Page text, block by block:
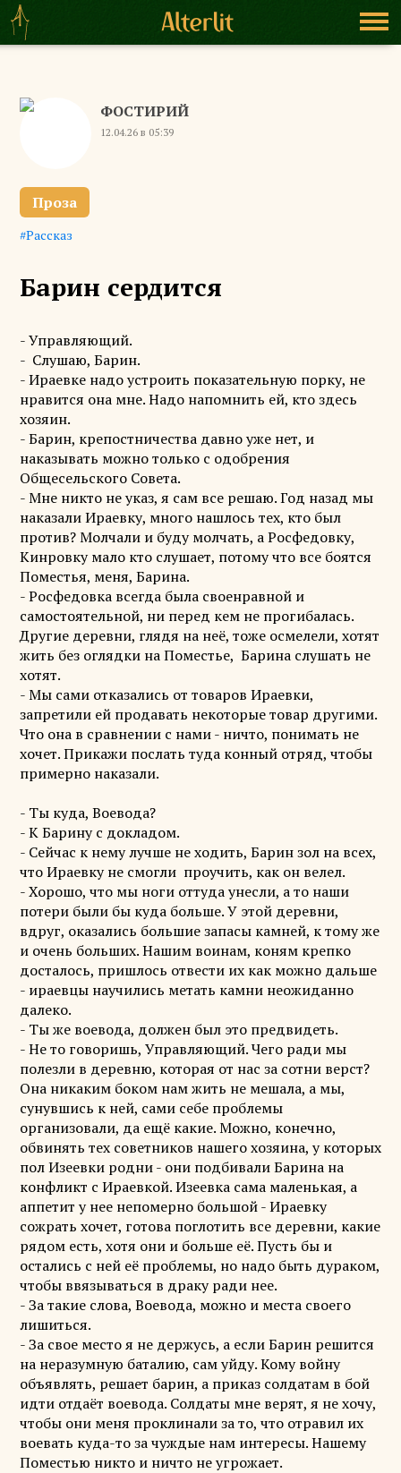
ФОСТИРИЙ
12.04.26 в 05:39
Проза
Рассказ
Барин сердится
- Управляющий.
- Слушаю, Барин.
- Ираевке надо устроить показательную порку, не
нравится она мне. Надо напомнить ей, кто здесь
хозяин.
- Барин, крепостничества давно уже нет, и
наказывать можно только с одобрения
Общесельского Совета.
- Мне никто не указ, я сам все решаю. Год назад мы
наказали Ираевку, много нашлось тех, кто был
против? Молчали и буду молчать, а Росфедовку,
Кинровку мало кто слушает, потому что все боятся
Поместья, меня, Барина.
- Росфедовка всегда была своенравной и
самостоятельной, ни перед кем не прогибалась.
Другие деревни, глядя на неё, тоже осмелели, хотят
жить без оглядки на Поместье, Барина слушать не
хотят.
- Мы сами отказались от товаров Ираевки,
запретили ей продавать некоторые товар другими.
Что она в сравнении с нами - ничто, понимать не
хочет. Прикажи послать туда конный отряд, чтобы
примерно наказали.
- Ты куда, Воевода?
- К Барину с докладом.
- Сейчас к нему лучше не ходить, Барин зол на всех,
что Ираевку не смогли проучить, как он велел.
- Хорошо, что мы ноги оттуда унесли, а то наши
потери были бы куда больше. У этой деревни,
вдруг, оказались большие запасы камней, к тому же
и очень больших. Нашим воинам, коням крепко
досталось, пришлось отвести их как можно дальше
- ираевцы научились метать камни неожиданно
далеко.
- Ты же воевода, должен был это предвидеть.
- Не то говоришь, Управляющий. Чего ради мы
полезли в деревню, которая от нас за сотни верст?
Она никаким боком нам жить не мешала, а мы,
сунувшись к ней, сами себе проблемы
организовали, да ещё какие. Можно, конечно,
обвинять тех советников нашего хозяина, у которых
пол Изеевки родни - они подбивали Барина на
конфликт с Ираевкой. Изеевка сама маленькая, а
аппетит у нее непомерно большой - Ираевку
сожрать хочет, готова поглотить все деревни, какие
рядом есть, хотя они и больше её. Пусть бы и
остались с ней её проблемы, но надо быть дураком,
чтобы ввязываться в драку ради нее.
- За такие слова, Воевода, можно и места своего
лишиться.
- За свое место я не держусь, а если Барин решится
на неразумную баталию, сам уйду. Кому войну
объявлять, решает барин, а приказ солдатам в бой
идти отдаёт воевода. Солдаты мне верят, я не хочу,
чтобы они меня проклинали за то, что отравил их
воевать куда-то за чуждые нам интересы. Нашему
Поместью никто и ничто не угрожает.